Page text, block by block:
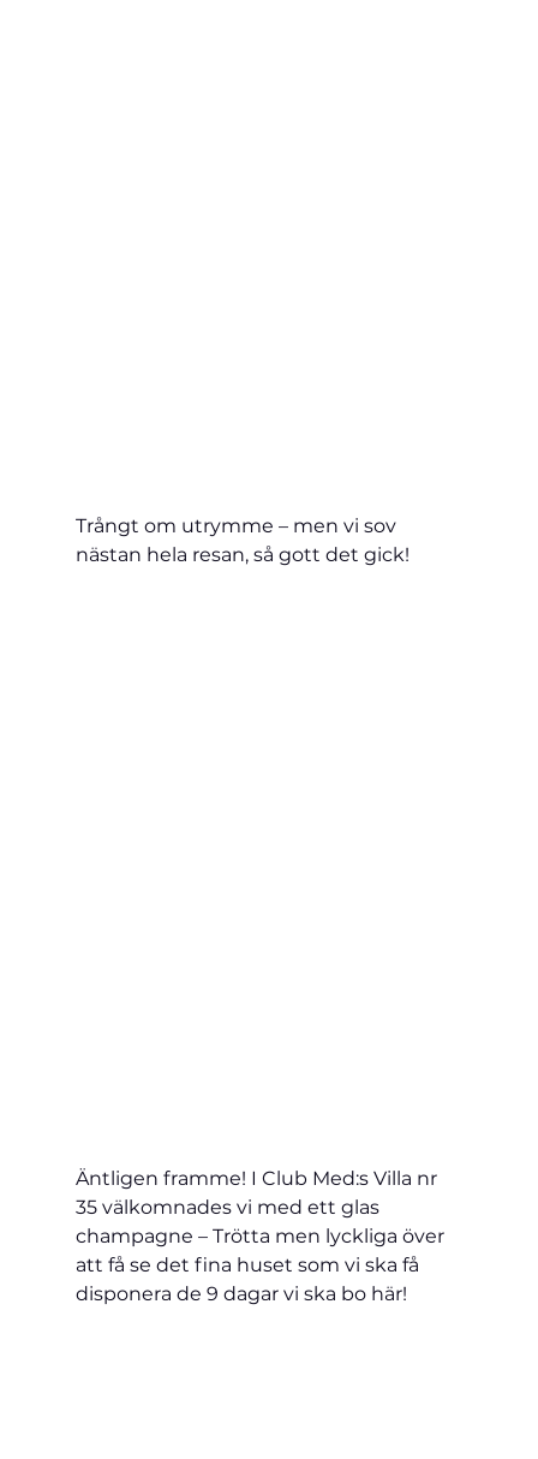
Trångt om utrymme – men vi sov
nästan hela resan, så gott det gick!
Äntligen framme! I Club Med:s Villa nr
35 välkomnades vi med ett glas
champagne – Trötta men lyckliga över
att få se det fina huset som vi ska få
disponera de 9 dagar vi ska bo här!